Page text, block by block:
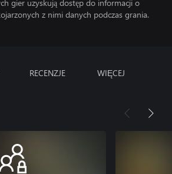
gier uzyskują dostęp do informacji o
z nimi danych podczas grania.
RECENZJE WIĘCEJ